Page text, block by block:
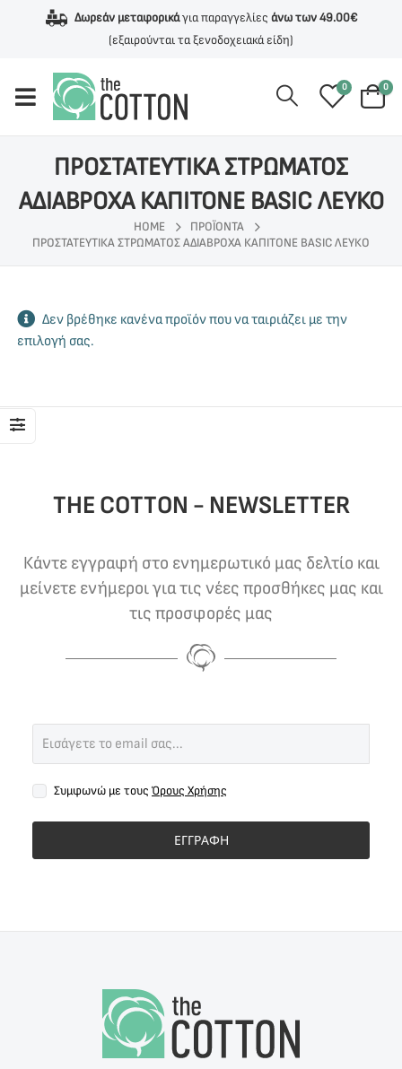
Δωρεάν μεταφορικάγια παραγγελίες άνω των 49.00€
(εξαιρούνται τα ξενοδοχειακά είδη)
0 0
ΠΡΟΣΤΑΤΕΥΤΙΚΑ ΣΤΡΩΜΑΤΟΣ
ΑΔΙΑΒΡΟΧΑ ΚΑΠΙΤΟΝΕ BASIC ΛΕΥΚΟ
HOME
ΠΡΟΪΌΝΤΑ
ΠΡΟΣΤΑΤΕΥΤΙΚΑ ΣΤΡΩΜΑΤΟΣ ΑΔΙΑΒΡΟΧΑ ΚΑΠΙΤΟΝΕ BASIC ΛΕΥΚΟ
Δεν βρέθηκε κανένα προϊόν που να ταιριάζει με την
επιλογή σας.
THE COTTON - NEWSLETTER
Κάντε εγγραφή στο ενημερωτικό μας δελτίο και
μείνετε ενήμεροι για τις νέες προσθήκες μας και
τις προσφορές μας
Συμφωνώ με τους Όρους Χρήσης
ΕΓΓΡΑΦΗ